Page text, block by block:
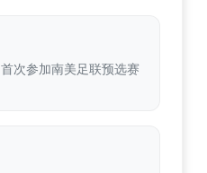
次参加南美足联预选赛